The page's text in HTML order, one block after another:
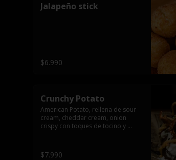
Jalapeño stick
$6.990
Crunchy Potato
American Potato, rellena de sour
cream, cheddar cream, onion
crispy con toques de tocino y
$7.990